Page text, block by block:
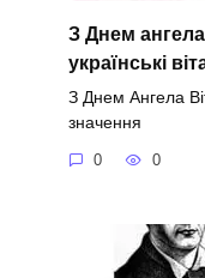
З Днем ангела
українські
З Днем Ангела
значення
0 0